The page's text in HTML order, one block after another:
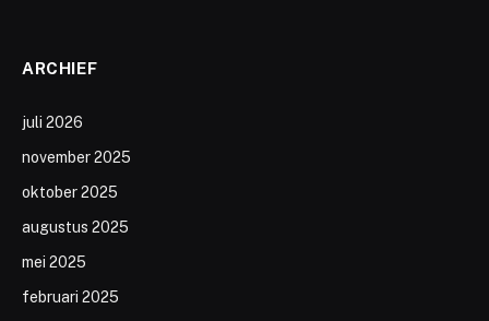
ARCHIEF
juli 2026
november 2025
oktober 2025
augustus 2025
mei 2025
februari 2025